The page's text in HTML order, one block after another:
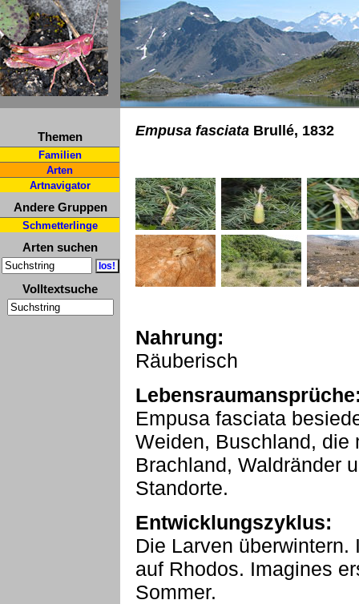
Themen
Familien
Arten
Artnavigator
Andere Gruppen
Schmetterlinge
Arten suchen
Volltextsuche
Empusa fasciata Brullé, 1832
Nahrung:
Räuberisch
Empusa fasciata
Weiden, Buschland, die
Brachland, Waldränder
Standorte.
Entwicklungszyklus:
Die Larven
auf Rhodos. Imagines
Sommer.